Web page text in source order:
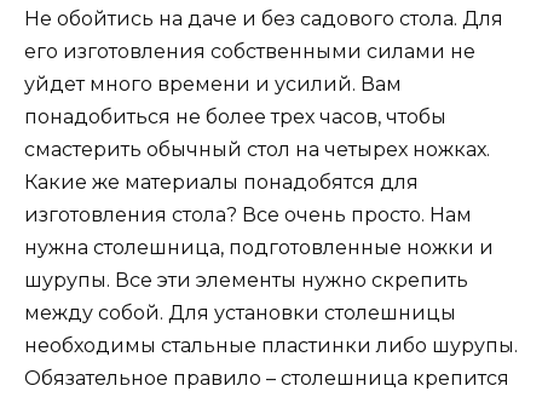
Не обойтись на даче и без садового стола. Для
его изготовления собственными силами не
уйдет много времени и усилий. Вам
понадобиться не более трех часов, чтобы
смастерить обычный стол на четырех ножках.
Какие же материалы понадобятся для
изготовления стола? Все очень просто. Нам
нужна столешница, подготовленные ножки и
шурупы. Все эти элементы нужно скрепить
между собой. Для установки столешницы
необходимы стальные пластинки либо шурупы.
Обязательное правило – столешница крепится